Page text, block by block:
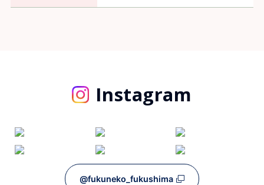
Instagram
@fukuneko_fukushima